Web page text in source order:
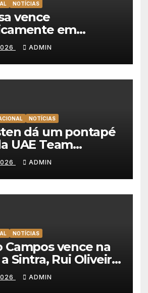
NOTÍCIAS
vence
em
Oliveira
amarela da Volta a
ADMIN
NOTÍCIAS
dá um pontapé
UAE Team
vence na Volta a
ADMIN
NOTÍCIAS
Campos vence na
Sintra, Rui Oliveira
na Volta a
ADMIN